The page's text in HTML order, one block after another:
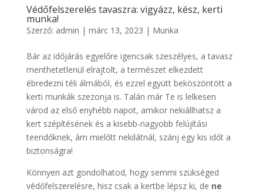
Védőfelszerelés tavaszra: vigyázz, kész, kerti
munka!
Szerző: admin | márc 13, 2023 | Munka
Bár az időjárás egyelőre igencsak szeszélyes, a tavasz
menthetetlenül elrajtolt, a természet elkezdett
ébredezni téli álmából, és ezzel együtt beköszöntött a
kerti munkák szezonja is. Talán már Te is lelkesen
várod az első enyhébb napot, amikor nekiállhatsz a
kert szépítésének és a kisebb-nagyobb felújítási
teendőknek, ám mielőtt nekilátnál, szánj egy kis időt a
biztonságra!
Könnyen azt gondolhatod, hogy semmi szükséged
védőfelszerelésre, hisz csak a kertbe lépsz ki, de ne